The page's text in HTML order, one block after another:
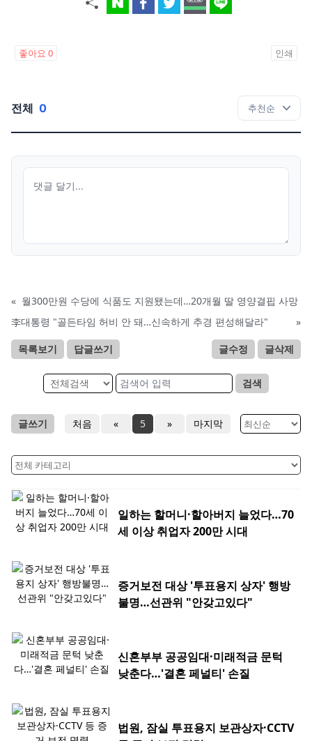
좋아요 0 인쇄
전체 0
« 월300만원 수당에 식품도 지원됐는데…20개월 딸 영양결핍 사망
李대통령 "골든타임 허비 안 돼…신속하게 추경 편성해달라"
»
목록보기 답글쓰기 글수정 글삭제
검색
글쓰기 처음 « 5 » 마지막
일하는 할머니·할아버지 늘었다…70
세 이상 취업자 200만 시대
증거보전 대상 '투표용지 상자' 행방
불명…선관위 "안갖고있다"
신혼부부 공공임대·미래적금 문턱
낮춘다…'결혼 페널티' 손질
법원, 잠실 투표용지 보관상자·CCTV